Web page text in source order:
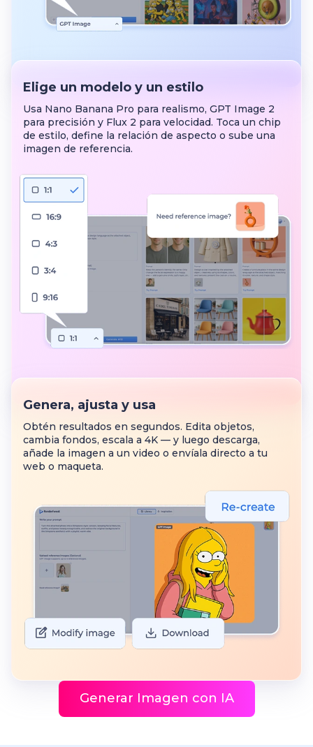
Elige un modelo y un estilo
Usa Nano Banana Pro para realismo, GPT Image 2
para precisión y Flux 2 para velocidad. Toca un chip
de estilo, define la relación de aspecto o sube una
imagen de referencia.
Genera, ajusta y usa
Obtén resultados en segundos. Edita objetos,
cambia fondos, escala a 4K — y luego descarga,
añade la imagen a un video o envíala directo a tu
web o maqueta.
Generar Imagen con IA